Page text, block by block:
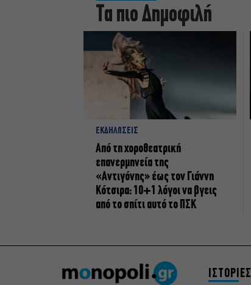
Τα πιο Δημοφιλή
ΕΚΔΗΛΩΣΕΙΣ
Από τη χοροθεατρική
επανερμηνεία της
«Αντιγόνης» έως τον Γιάννη
Κότσιρα: 10+1 λόγοι να βγεις
από το σπίτι αυτό το ΠΣΚ
ΙΣΤΟΡΙΕΣ